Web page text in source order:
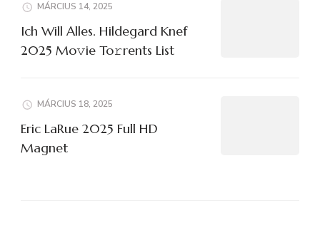
MÁRCIUS 14, 2025
Ich Will Alles. Hildegard Knef
2025 Mo𝚟ie To𝚛rents List
MÁRCIUS 18, 2025
Eric LaRue 2025 Full HD
Magnet